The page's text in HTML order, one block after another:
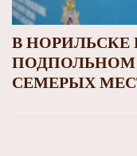
В НОРИЛЬСКЕ
ПОДПОЛЬНОМ
СЕМЕРЫХ